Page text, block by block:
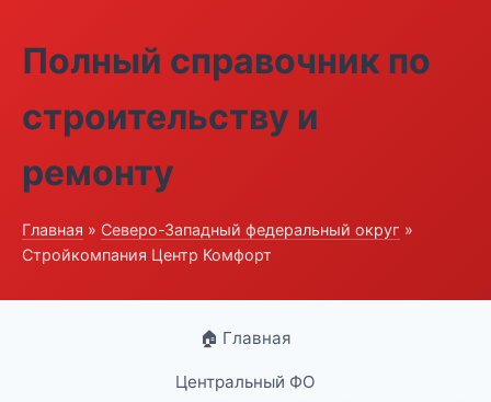
Полный справочник по
строительству и
ремонту
Главная » Северо-Западный федеральный округ »
Стройкомпания Центр Комфорт
🏠 Главная
Центральный ФО